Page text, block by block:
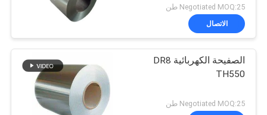
Negotiated MOQ:25 طن
الاتصال
الصفيحة الكهربائية DR8
TH550
Negotiated MOQ:25 طن